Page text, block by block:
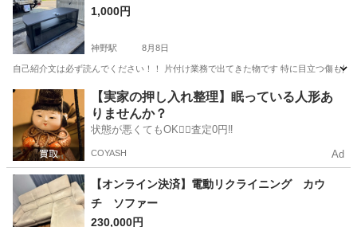
1,000円
神野駅 8月8日
自己紹介文は必ず読んでください！！ 片付け業務で出てきた物です 特に目立つ傷も
兵庫 加古川市 神野駅 収納家具 自己紹介
【実家の押し入れ整理】眠っている人形あ
りませんか？
状態が悪くてもOK🙆‍♀️査定0円‼️
COYASH Ad
【オンライン決済】電動リクライニング カウ
チ ソファー
230,000円